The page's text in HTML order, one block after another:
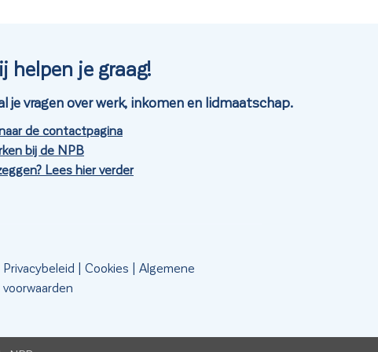
helpen je graag!
je vragen over werk, inkomen en lidmaatschap.
de contactpagina
bij de NPB
Lees hier verder
Privacybeleid Cookies
Algemene
voorwaarden